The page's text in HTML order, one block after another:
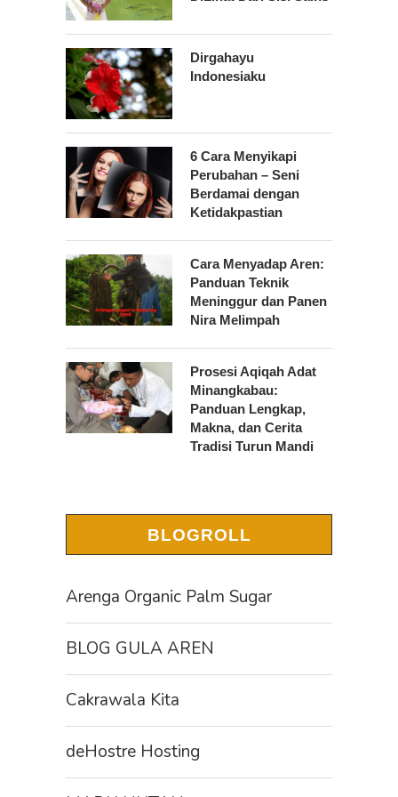
Dirgahayu
Indonesiaku
6 Cara Menyikapi
Perubahan – Seni
Berdamai dengan
Ketidakpastian
Cara Menyadap Aren:
Panduan Teknik
Meninggur dan Panen
Nira Melimpah
Prosesi Aqiqah Adat
Minangkabau:
Panduan Lengkap,
Makna, dan Cerita
Tradisi Turun Mandi
BLOGROLL
Arenga Organic Palm Sugar
BLOG GULA AREN
Cakrawala Kita
deHostre Hosting